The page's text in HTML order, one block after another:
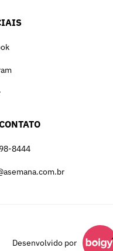
8444
Desenvolvido por